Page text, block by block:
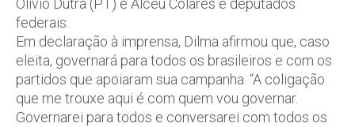
Olívio Dutra (PT) e Alceu Colares e deputados
federais.
Em declaração à imprensa, Dilma afirmou que, caso
eleita, governará para todos os brasileiros e com os
partidos que apoiaram sua campanha. “A coligação
que me trouxe aqui é com quem vou governar.
Governarei para todos e conversarei com todos os